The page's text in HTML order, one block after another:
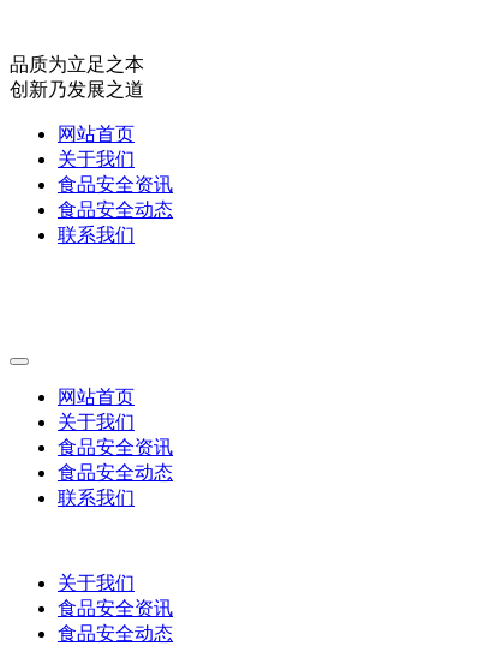
品质为立足之本
创新乃发展之道
网站首页
关于我们
食品安全资讯
食品安全动态
联系我们
网站首页
关于我们
食品安全资讯
食品安全动态
联系我们
关于我们
食品安全资讯
食品安全动态